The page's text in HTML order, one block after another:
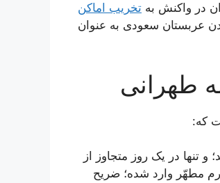
در واکنش به تخریب اماکن
عربستان سعودی به عنوان
طهرانی
که:
تنها در یک روز متجاوز از
مطهّر وارد شده؛ ضریح